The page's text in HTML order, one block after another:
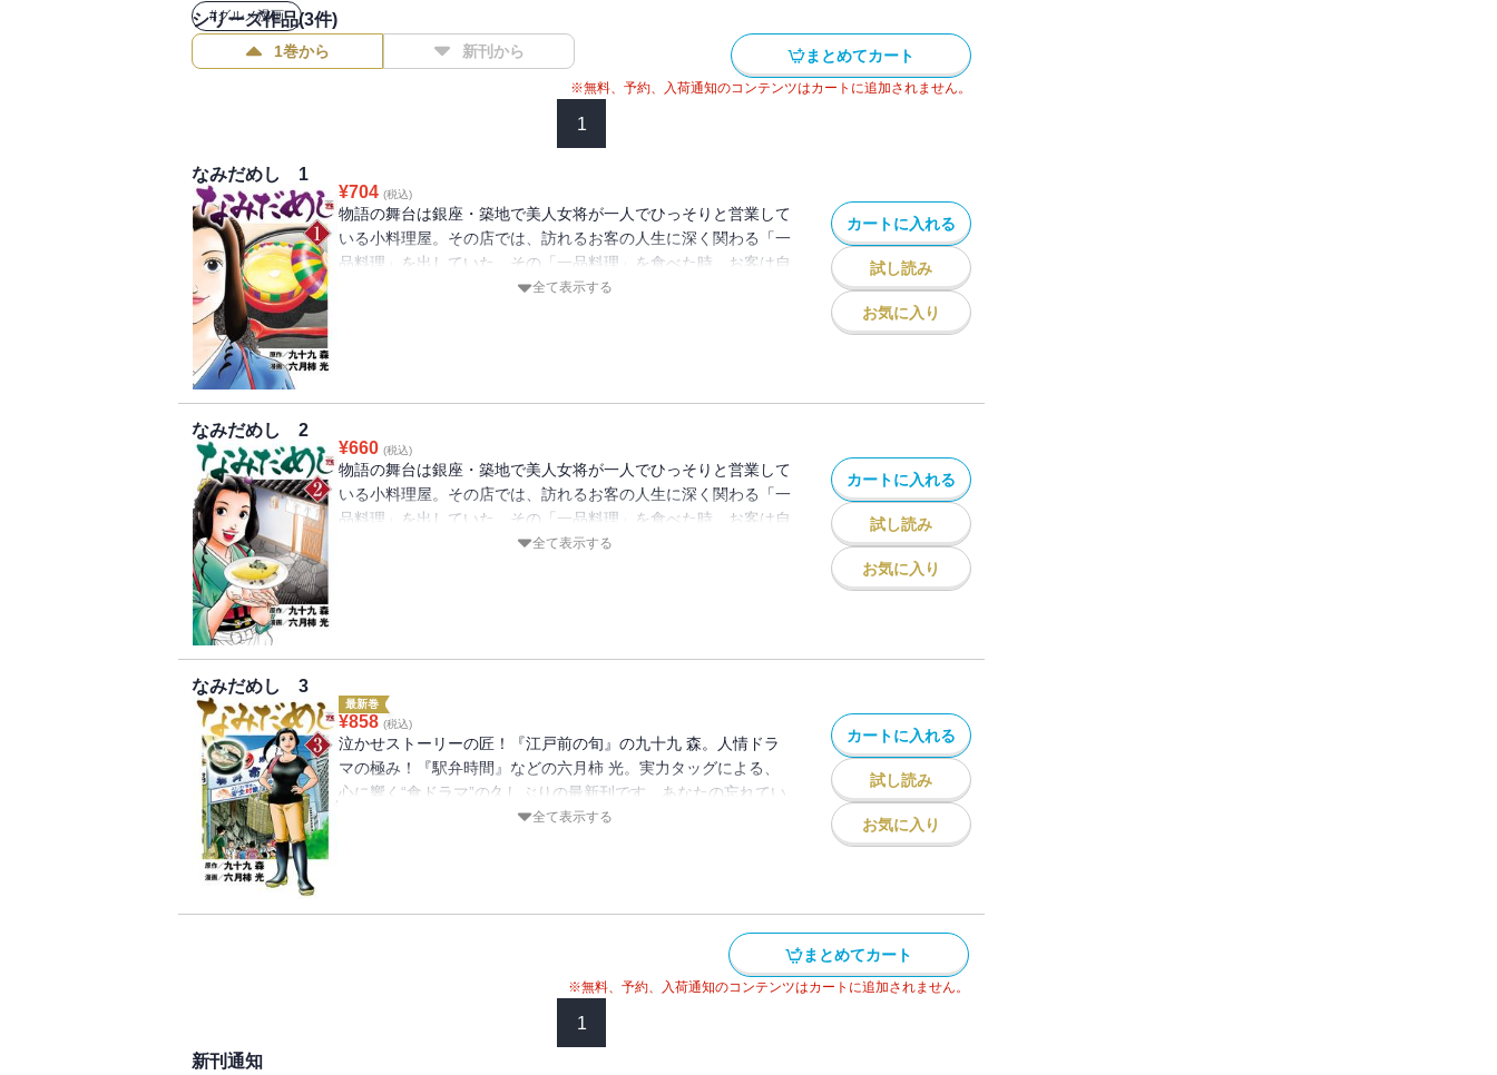
#グルメ漫画
シリーズ作品(3件)
1巻から 新刊から まとめてカート
※無料、予約、入荷通知のコンテンツはカートに追加されません。
1
なみだめし 1
¥704 (税込)
物語の舞台は銀座・築地で美人女将が一人でひっそりと営業して
いる小料理屋。その店では、訪れるお客の人生に深く関わる「一
品料理」を出していた。その「一品料理」を食べた時、お客は自
分の人生で何が大切なのかを気づき、新たなる一歩を踏み出せる
全て表示する
カートに入れる
試し読み
お気に入り
なみだめし 2
¥660 (税込)
物語の舞台は銀座・築地で美人女将が一人でひっそりと営業して
いる小料理屋。その店では、訪れるお客の人生に深く関わる「一
品料理」を出していた。その「一品料理」を食べた時、お客は自
分の人生で何が大切なのかを気づき、新たなる一歩を踏み出せる
る“珠玉の食ドラマ”。是非、ご賞味ください。
全て表示する
カートに入れる
試し読み
お気に入り
なみだめし 3
最新巻
¥858 (税込)
泣かせストーリーの匠！『江戸前の旬』の九十九 森。人情ドラ
マの極み！『駅弁時間』などの六月柿 光。実力タッグによる、
心に響く“食ドラマ”の久しぶりの最新刊です。あなたの忘れてい
た大切な過去。そして…大事な人たちの懐かしい顔が、珠玉のス
を食べた時、お客は自分の人生で何が大切なのかを気づき、新た
なる一歩を踏み出せるのであった。生きる希望をもらえた「ニシ
ンそば」。義理の母がこしらえた「おやき」。貧しい青春時代を
支えてくれた「焼肉弁当」。そして、亡き最愛の母の最高の手料
理「塩唐揚げ」など…。それらの「料理」は「なみだめし」と呼
全て表示する
カートに入れる
試し読み
お気に入り
まとめてカート
※無料、予約、入荷通知のコンテンツはカートに追加されません。
1
新刊通知